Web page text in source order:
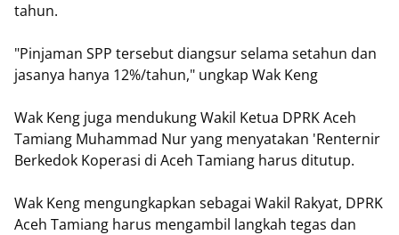
tahun.
"Pinjaman SPP tersebut diangsur selama setahun dan
jasanya hanya 12%/tahun," ungkap Wak Keng
Wak Keng juga mendukung Wakil Ketua DPRK Aceh
Tamiang Muhammad Nur yang menyatakan 'Renternir
Berkedok Koperasi di Aceh Tamiang harus ditutup.
Wak Keng mengungkapkan sebagai Wakil Rakyat, DPRK
Aceh Tamiang harus mengambil langkah tegas dan